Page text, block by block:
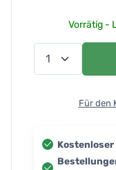
Vorrätig -
Für den
Kostenloser